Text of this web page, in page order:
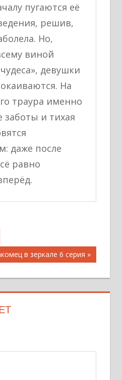
пугаются её
решив,
Но,
виной
девушки
На
траура именно
заботы и тихая
даже после
равно
в зеркале 6 серия